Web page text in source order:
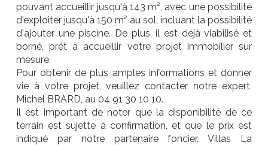
pouvant accueillir jusqu'à 143 m², avec une possibilité
d'exploiter jusqu'à 150 m² au sol, incluant la possibilité
d'ajouter une piscine. De plus, il est déjà viabilisé et
borné, prêt à accueillir votre projet immobilier sur
mesure.
Pour obtenir de plus amples informations et donner
vie à votre projet, veuillez contacter notre expert,
Michel BRARD, au 04 91 30 10 10.
Il est important de noter que la disponibilité de ce
terrain est sujette à confirmation, et que le prix est
indiqué par notre partenaire foncier. Villas La